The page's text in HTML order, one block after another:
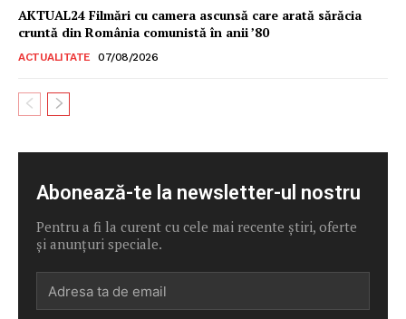
AKTUAL24 Filmări cu camera ascunsă care arată sărăcia
cruntă din România comunistă în anii ’80
ACTUALITATE 07/08/2026
Abonează-te la newsletter-ul nostru
Pentru a fi la curent cu cele mai recente știri, oferte
și anunțuri speciale.